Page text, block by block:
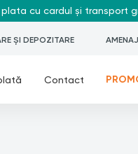
cu cardul și transport
ȘI DEPOZITARE
Contact